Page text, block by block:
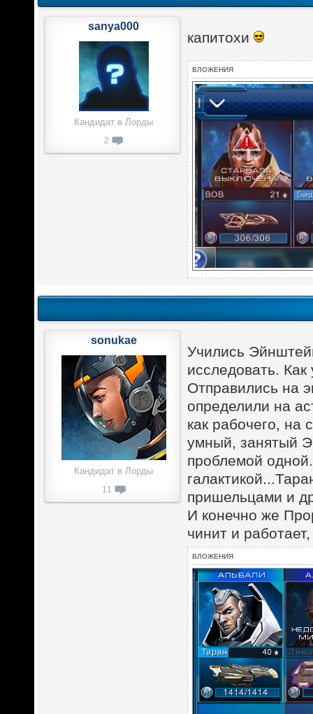
капитохи
ВЛОЖЕНИЯ
sanya000
Кандидат в Лорды
2
Учились
исследовать.
Отправились на
определили на
как рабочего, на
умный, занятый
проблемой
пришельцами и
И конечно же
чинит и
ВЛОЖЕНИЯ
sonukae
Кандидат в Лорды
11